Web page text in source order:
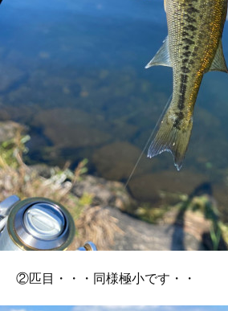
②匹目・・・同様極小です・・